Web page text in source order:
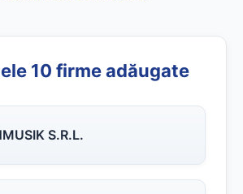
10 firme adăugate
S.R.L.